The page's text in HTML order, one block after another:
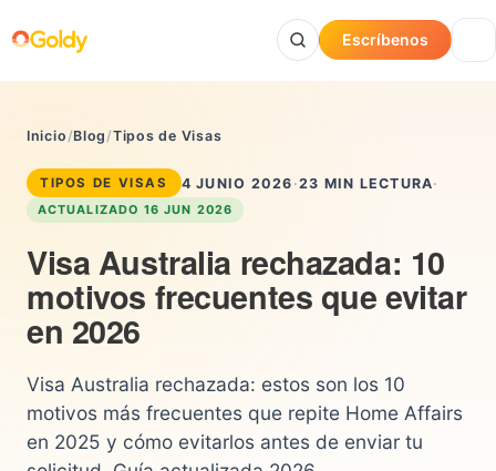
Escríbenos
Inicio /Blog /Tipos de Visas
TIPOS DE VISAS 4 JUNIO 2026 ·23 MIN LECTURA·
ACTUALIZADO 16 JUN 2026
Visa Australia rechazada: 10
motivos frecuentes que evitar
en 2026
Visa Australia rechazada: estos son los 10
motivos más frecuentes que repite Home Affairs
en 2025 y cómo evitarlos antes de enviar tu